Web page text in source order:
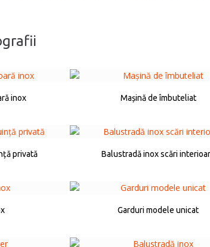
inox Mașină de îmbuteliat
privată Balustradă inox scări
Garduri modele unicat